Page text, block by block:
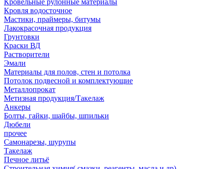
Кровельные рулонные материалы
Кровля водосточное
Мастики, праймеры, битумы
Лакокрасочная продукция
Грунтовки
Краски ВД
Растворители
Эмали
Материалы для полов, стен и потолка
Потолок подвесной и комплектующие
Металлопрокат
Метизная продукция/Такелаж
Анкеры
Болты, гайки, шайбы, шпильки
Дюбели
прочее
Самонарезы, шурупы
Такелаж
Печное литьё